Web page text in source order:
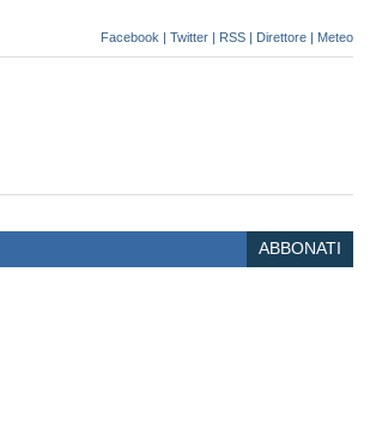
Facebook | Twitter | RSS | Direttore | Meteo
ABBONATI